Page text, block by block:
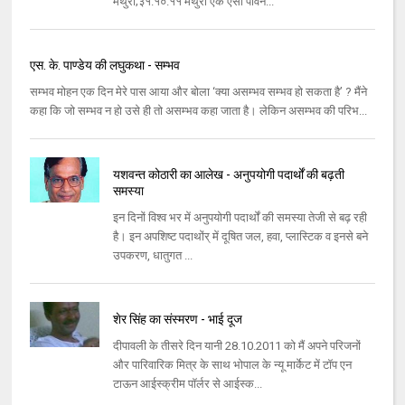
एस. के. पाण्डेय की लघुकथा - सम्भव
सम्भव मोहन एक दिन मेरे पास आया और बोला ‘क्या असम्भव सम्भव हो सकता है’ ? मैंने
कहा कि जो सम्भव न हो उसे ही तो असम्भव कहा जाता है। लेकिन असम्भव की परिभ...
यशवन्‍त कोठारी का आलेख - अनुपयोगी पदार्थों की बढ़ती
समस्‍या
इन दिनों विश्‍व भर में अनुपयोगी पदार्थों की समस्‍या तेजी से बढ़ रही
है। इन अपशिष्‍ट पदाथोंर् में दूषित जल, हवा, प्‍लास्‍टिक व इनसे बने
उपकरण, धातुगत ...
शेर सिंह का संस्मरण - भाई दूज
दीपावली के तीसरे दिन यानी 28.10.2011 को मैं अपने परिजनों
और पारिवारिक मित्र के साथ भोपाल के न्‍यू मार्केट में टॉप एन
टाऊन आईस्‍क्रीम पॉर्लर से आईस्‍क...